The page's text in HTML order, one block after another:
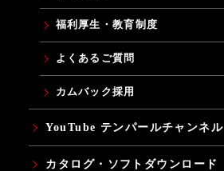
福利厚生・教育制度
よくあるご質問
カムバック採用
YouTube テンパールチャンネル
カタログ・ソフトダウンロード